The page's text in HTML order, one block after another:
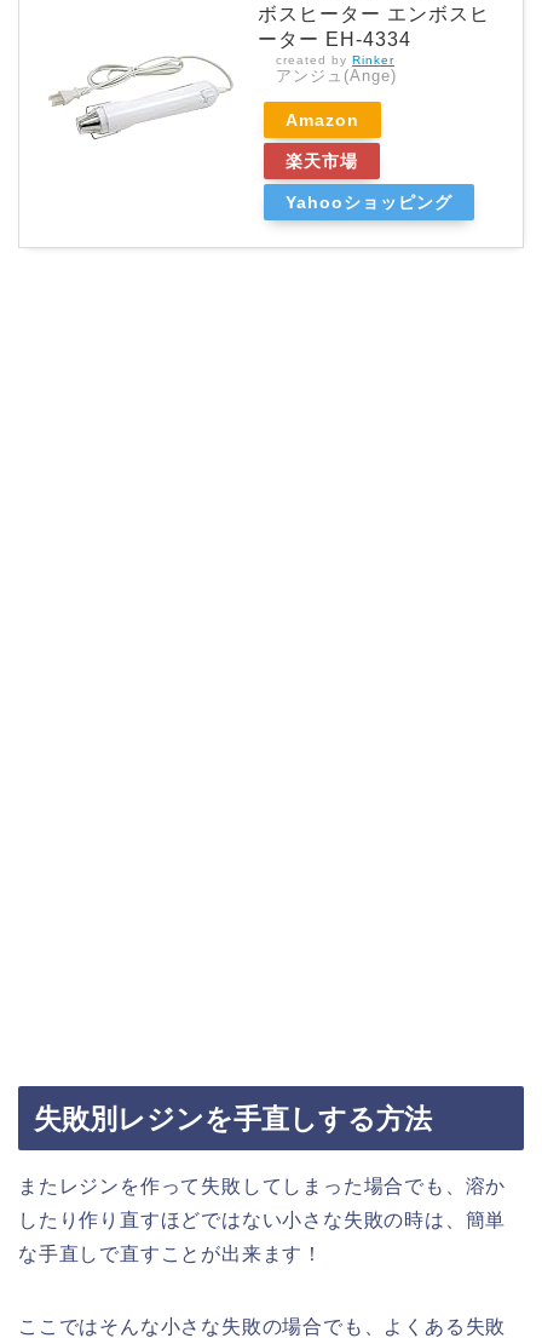
ボスヒーター エンボスヒ
ーター EH-4334
created by Rinker
アンジュ(Ange)
Amazon
楽天市場
Yahooショッピング
失敗別レジンを手直しする方法
またレジンを作って失敗してしまった場合でも、溶か
したり作り直すほどではない小さな失敗の時は、簡単
な手直しで直すことが出来ます！
ここではそんな小さな失敗の場合でも、よくある失敗